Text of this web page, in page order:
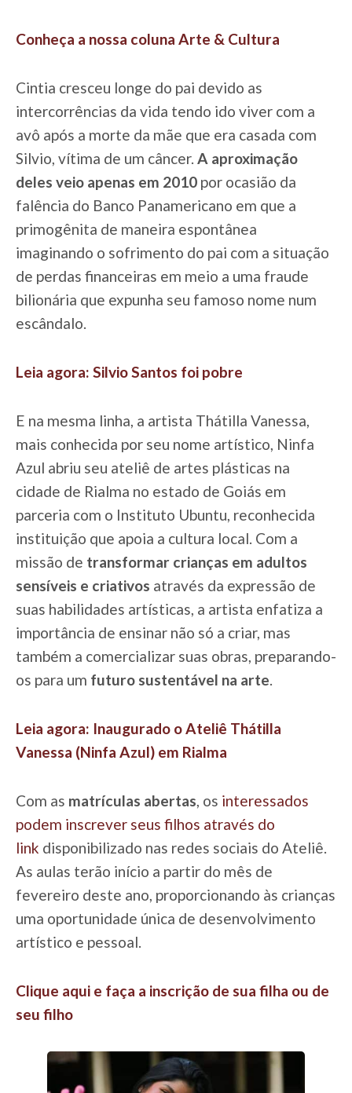
Conheça a nossa coluna Arte & Cultura
Cintia cresceu longe do pai devido as
intercorrências da vida tendo ido viver com a
avô após a morte da mãe que era casada com
Silvio, vítima de um câncer. A aproximação
deles veio apenas em 2010 por ocasião da
falência do Banco Panamericano em que a
primogênita de maneira espontânea
imaginando o sofrimento do pai com a situação
de perdas financeiras em meio a uma fraude
bilionária que expunha seu famoso nome num
escândalo.
Leia agora: Silvio Santos foi pobre
E na mesma linha, a artista Thátilla Vanessa,
mais conhecida por seu nome artístico, Ninfa
Azul abriu seu ateliê de artes plásticas na
cidade de Rialma no estado de Goiás em
parceria com o Instituto Ubuntu, reconhecida
instituição que apoia a cultura local. Com a
missão de transformar crianças em adultos
sensíveis e criativos através da expressão de
suas habilidades artísticas, a artista enfatiza a
importância de ensinar não só a criar, mas
também a comercializar suas obras, preparando-
os para um futuro sustentável na arte.
Leia agora: Inaugurado o Ateliê Thátilla
Vanessa (Ninfa Azul) em Rialma
Com as matrículas abertas, os interessados
podem inscrever seus filhos através do
link disponibilizado nas redes sociais do Ateliê.
As aulas terão início a partir do mês de
fevereiro deste ano, proporcionando às crianças
uma oportunidade única de desenvolvimento
artístico e pessoal.
Clique aqui e faça a inscrição de sua filha ou de
seu filho